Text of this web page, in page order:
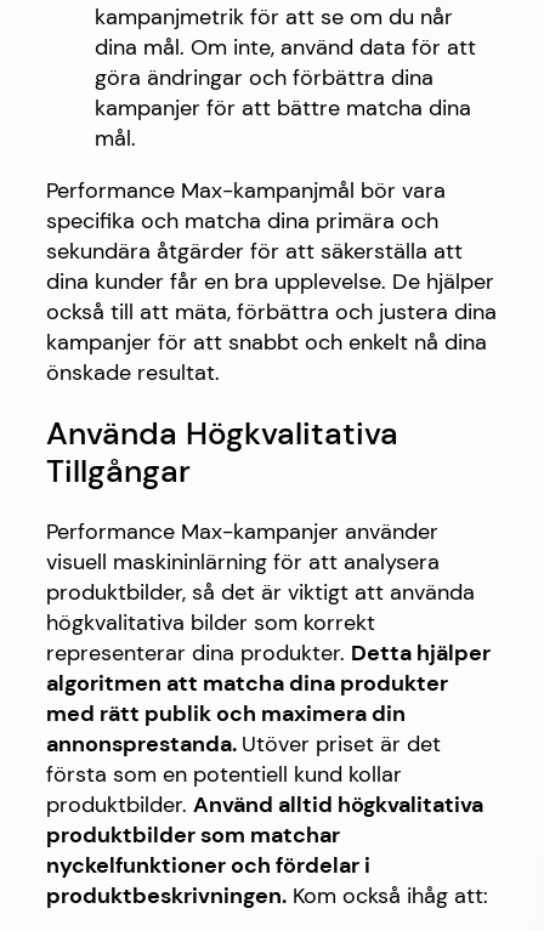
kampanjmetrik för att se om du når
dina mål. Om inte, använd data för att
göra ändringar och förbättra dina
kampanjer för att bättre matcha dina
mål.
Performance Max-kampanjmål bör vara
specifika och matcha dina primära och
sekundära åtgärder för att säkerställa att
dina kunder får en bra upplevelse. De hjälper
också till att mäta, förbättra och justera dina
kampanjer för att snabbt och enkelt nå dina
önskade resultat.
Använda Högkvalitativa
Tillgångar
Performance Max-kampanjer använder
visuell maskininlärning för att analysera
produktbilder, så det är viktigt att använda
högkvalitativa bilder som korrekt
representerar dina produkter. Detta hjälper
algoritmen att matcha dina produkter
med rätt publik och maximera din
annonsprestanda. Utöver priset är det
första som en potentiell kund kollar
produktbilder. Använd alltid högkvalitativa
produktbilder som matchar
nyckelfunktioner och fördelar i
produktbeskrivningen. Kom också ihåg att: